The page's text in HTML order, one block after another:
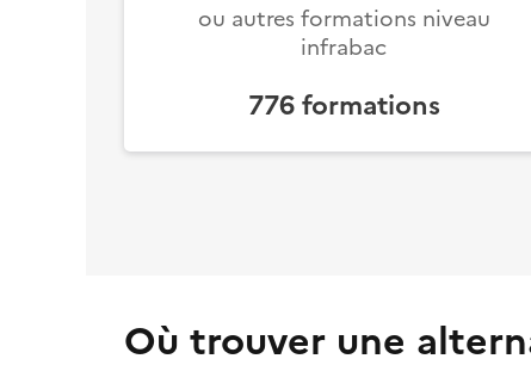
ou autres formations niveau
infrabac
776formations
Où trouver une